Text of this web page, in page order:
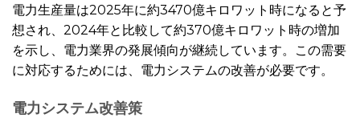
電力生産量は2025年に約3470億キロワット時になると予
想され、2024年と比較して約370億キロワット時の増加
を示し、電力業界の発展傾向が継続しています。この需要
に対応するためには、電力システムの改善が必要です。
電力システム改善策